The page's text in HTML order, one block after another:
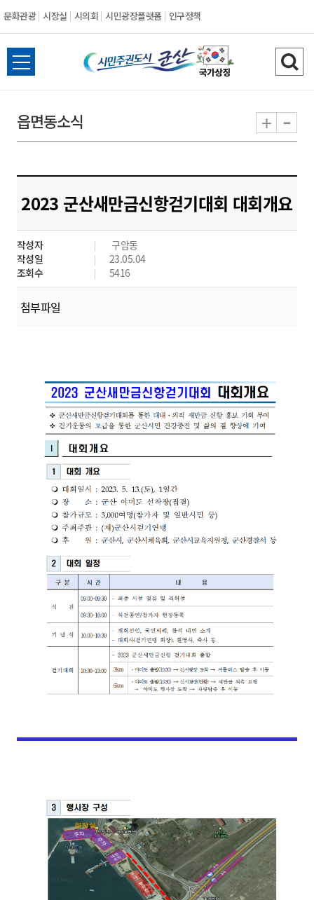
문화관광 시장실 시의회 시민광장플랫폼 인구정책
시
민
도
시
군
산
전
체
뉴
열
검
색
기
읍면동소식 + -
2023 군산새만금신항걷기대회 대회개요
작성자
구암동
작성일
23.05.04
조회수
5416
첨부파일